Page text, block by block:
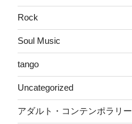
Rock
Soul Music
tango
Uncategorized
アダルト・コンテンポラリー